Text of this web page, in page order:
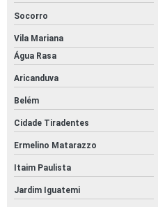
Socorro
Vila Mariana
Água Rasa
Aricanduva
Belém
Cidade Tiradentes
Ermelino Matarazzo
Itaim Paulista
Jardim Iguatemi